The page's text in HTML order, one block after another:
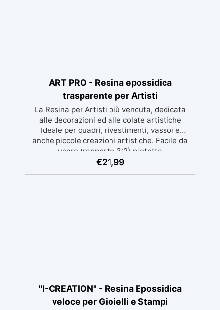
ART PRO - Resina epossidica
trasparente per Artisti
La Resina per Artisti più venduta, dedicata
alle decorazioni ed alle colate artistiche
Ideale per quadri, rivestimenti, vassoi e
anche piccole creazioni artistiche. Facile da
usare (rapporto 3:2) protetta
dall’ingiallimento grazie agli speciali filtri UV
€21,99
"I-CREATION" - Resina Epossidica
veloce per Gioielli e Stampi